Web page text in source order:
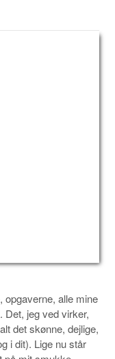
opgaverne, alle mine
Det, jeg ved virker,
det skønne, dejlige,
i dit). Lige nu står